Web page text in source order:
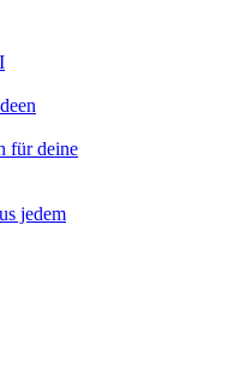
für deine
jedem